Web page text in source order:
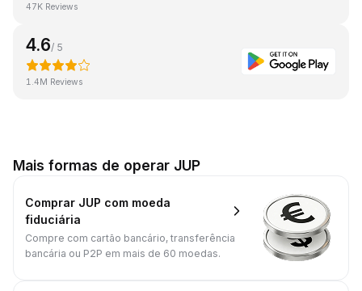
47K Reviews
4.6/ 5
1.4M Reviews
Mais formas de operar JUP
Comprar JUP com moeda
fiduciária
Compre com cartão bancário, transferência
bancária ou P2P em mais de 60 moedas.